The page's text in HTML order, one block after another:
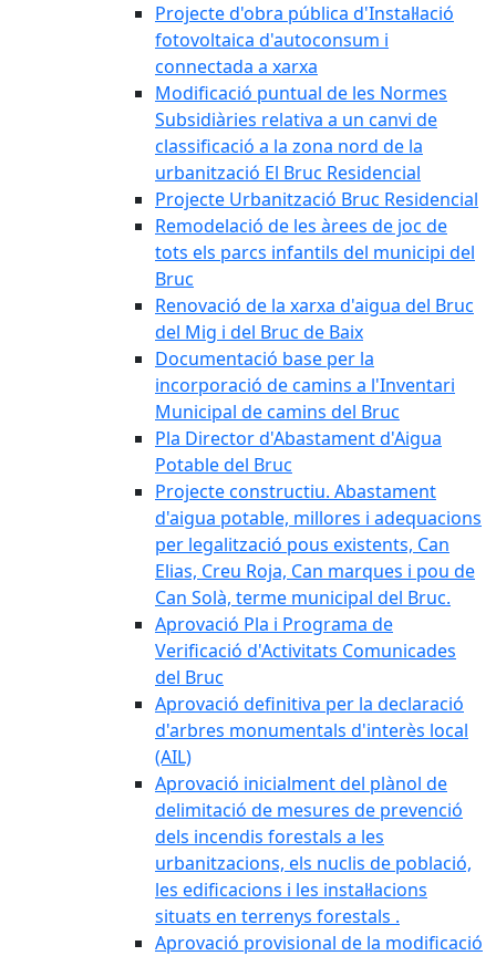
Projecte d'obra pública d'Instal·lació
fotovoltaica d'autoconsum i
connectada a xarxa
Modificació puntual de les Normes
Subsidiàries relativa a un canvi de
classificació a la zona nord de la
urbanització El Bruc Residencial
Projecte Urbanització Bruc Residencial
Remodelació de les àrees de joc de
tots els parcs infantils del municipi del
Bruc
Renovació de la xarxa d'aigua del Bruc
del Mig i del Bruc de Baix
Documentació base per la
incorporació de camins a l'Inventari
Municipal de camins del Bruc
Pla Director d'Abastament d'Aigua
Potable del Bruc
Projecte constructiu. Abastament
d'aigua potable, millores i adequacions
per legalització pous existents, Can
Elias, Creu Roja, Can marques i pou de
Can Solà, terme municipal del Bruc.
Aprovació Pla i Programa de
Verificació d'Activitats Comunicades
del Bruc
Aprovació definitiva per la declaració
d'arbres monumentals d'interès local
(AIL)
Aprovació inicialment del plànol de
delimitació de mesures de prevenció
dels incendis forestals a les
urbanitzacions, els nuclis de població,
les edificacions i les instal·lacions
situats en terrenys forestals .
Aprovació provisional de la modificació